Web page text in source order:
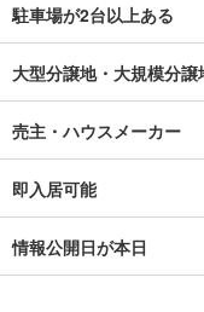
駐車場が2台以上ある
大型分譲地・大規模分譲
売主・ハウスメーカー
即入居可能
情報公開日が本日